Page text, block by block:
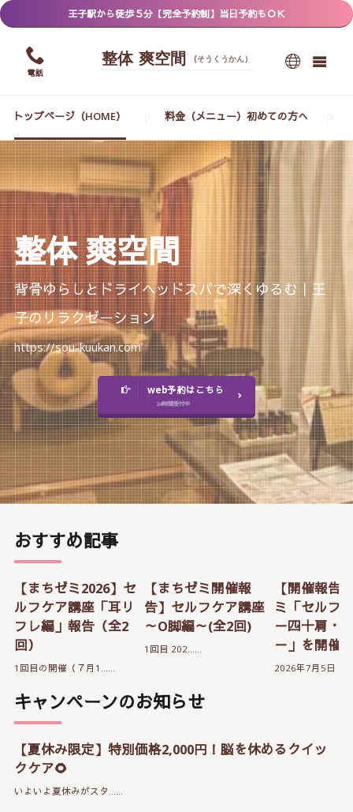
王子駅から徒歩５分【完全予約制】当日予約もＯＫ
整体 爽空間 (そうくうかん）
電話
トップページ（HOME） 料金（メニュー）初めての方へ
整体 爽空間
背骨ゆらしとドライヘッドスパで深くゆるむ｜王
子のリラクゼーション
https://sou-kuukan.com
web予約はこちら
おすすめ記事
【まちゼミ2026】セ
ルフケア講座「耳リ
フレ編」報告（全2
回）
1回目の開催（７月1……
【まちゼミ開催報
告】セルフケア講座
～O脚編～(全2回)
1回目 202……
【開催報告
ミ「セルフ
－四十肩・
－」を開催
2026年7月5日（
キャンペーンのお知らせ
【夏休み限定】特別価格2,000円！脳を休めるクイッ
クケア🌻
いよいよ夏休みがスタ……